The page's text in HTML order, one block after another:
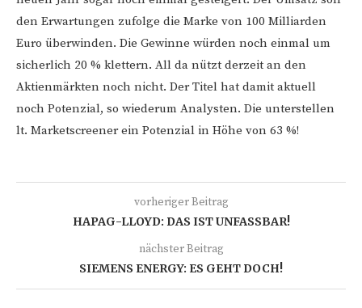
den Erwartungen zufolge die Marke von 100 Milliarden
Euro überwinden. Die Gewinne würden noch einmal um
sicherlich 20 % klettern. All da nützt derzeit an den
Aktienmärkten noch nicht. Der Titel hat damit aktuell
noch Potenzial, so wiederum Analysten. Die unterstellen
lt. Marketscreener ein Potenzial in Höhe von 63 %!
vorheriger Beitrag
HAPAG-LLOYD: DAS IST UNFASSBAR!
nächster Beitrag
SIEMENS ENERGY: ES GEHT DOCH!